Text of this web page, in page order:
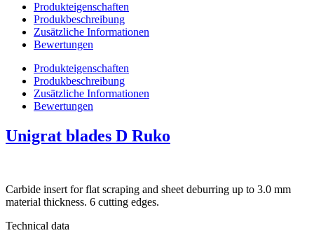
Produkteigenschaften
Produkbeschreibung
Zusätzliche Informationen
Bewertungen
Produkteigenschaften
Produkbeschreibung
Zusätzliche Informationen
Bewertungen
Unigrat blades D Ruko
Carbide insert for flat scraping and sheet deburring up to 3.0 mm
material thickness. 6 cutting edges.
Technical data